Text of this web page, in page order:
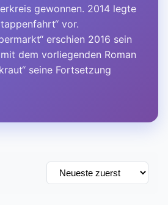
gewonnen. 2014 legte
vor.
erschien 2016 sein
dem vorliegenden Roman
seine Fortsetzung